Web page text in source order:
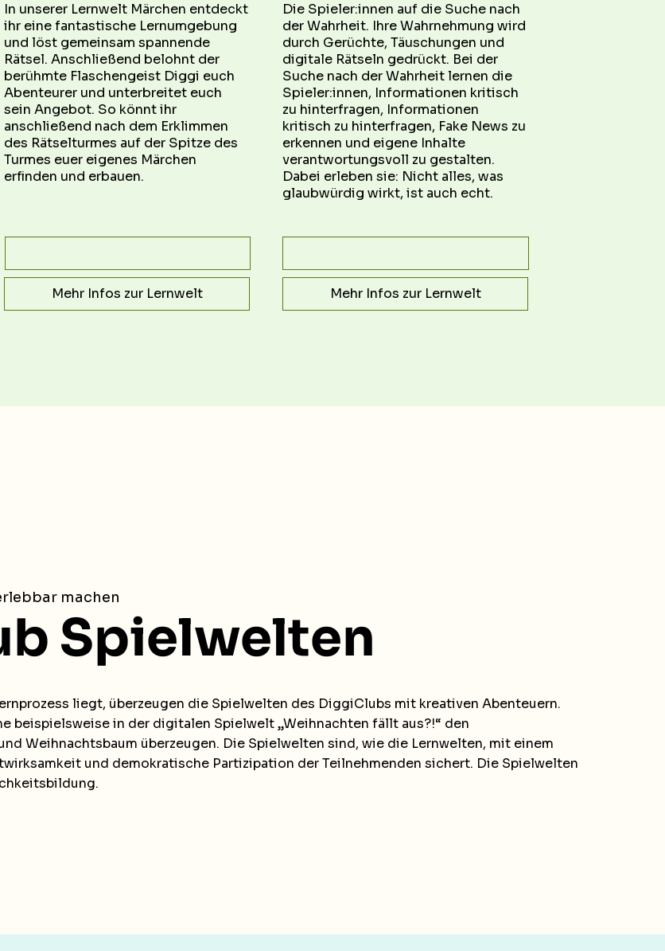
In unserer Lernwelt Märchen entdeckt
ihr eine fantastische Lernumgebung
und löst gemeinsam spannende
Rätsel. Anschließend belohnt der
berühmte Flaschengeist Diggi euch
Abenteurer und unterbreitet euch
sein Angebot. So könnt ihr
anschließend nach dem Erklimmen
des Rätselturmes auf der Spitze des
Turmes euer eigenes Märchen
erfinden und erbauen.
Mehr Infos zur Lernwelt
Die Spieler:innen auf die Suche nach
der Wahrheit. Ihre Wahrnehmung wird
durch Gerüchte, Täuschungen und
digitale Rätseln gedrückt. Bei der
Suche nach der Wahrheit lernen die
Spieler:innen, Informationen kritisch
zu hinterfragen, Informationen
kritisch zu hinterfragen, Fake News zu
erkennen und eigene Inhalte
verantwortungsvoll zu gestalten.
Dabei erleben sie: Nicht alles, was
glaubwürdig wirkt, ist auch echt.
Mehr Infos zur Lernwelt
machen
Spielwelten
liegt, überzeugen die Spielwelten des DiggiClubs mit kreativen Abenteuern.
beispielsweise in der digitalen Spielwelt „Weihnachten fällt aus?!“ den
Weihnachtsbaum überzeugen. Die Spielwelten sind, wie die Lernwelten, mit einem
und demokratische Partizipation der Teilnehmenden sichert. Die Spielwelten